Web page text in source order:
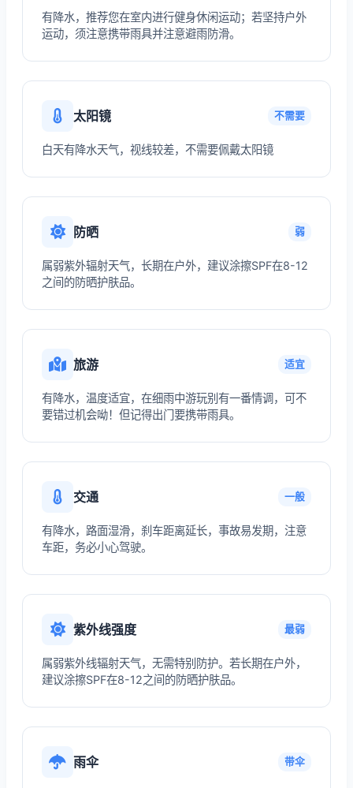
有降水，推荐您在室内进行健身休闲运动；若坚持户外
运动，须注意携带雨具并注意避雨防滑。
太阳镜 不需要
白天有降水天气，视线较差，不需要佩戴太阳镜
防晒 弱
属弱紫外辐射天气，长期在户外，建议涂擦SPF在8-12
之间的防晒护肤品。
旅游 适宜
有降水，温度适宜，在细雨中游玩别有一番情调，可不
要错过机会呦！但记得出门要携带雨具。
交通 一般
有降水，路面湿滑，刹车距离延长，事故易发期，注意
车距，务必小心驾驶。
紫外线强度 最弱
属弱紫外线辐射天气，无需特别防护。若长期在户外，
建议涂擦SPF在8-12之间的防晒护肤品。
雨伞 带伞